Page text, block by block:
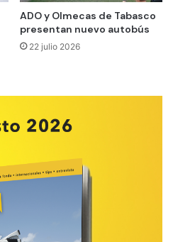
ADO y Olmecas de Tabasco
presentan nuevo autobús
22 julio 2026